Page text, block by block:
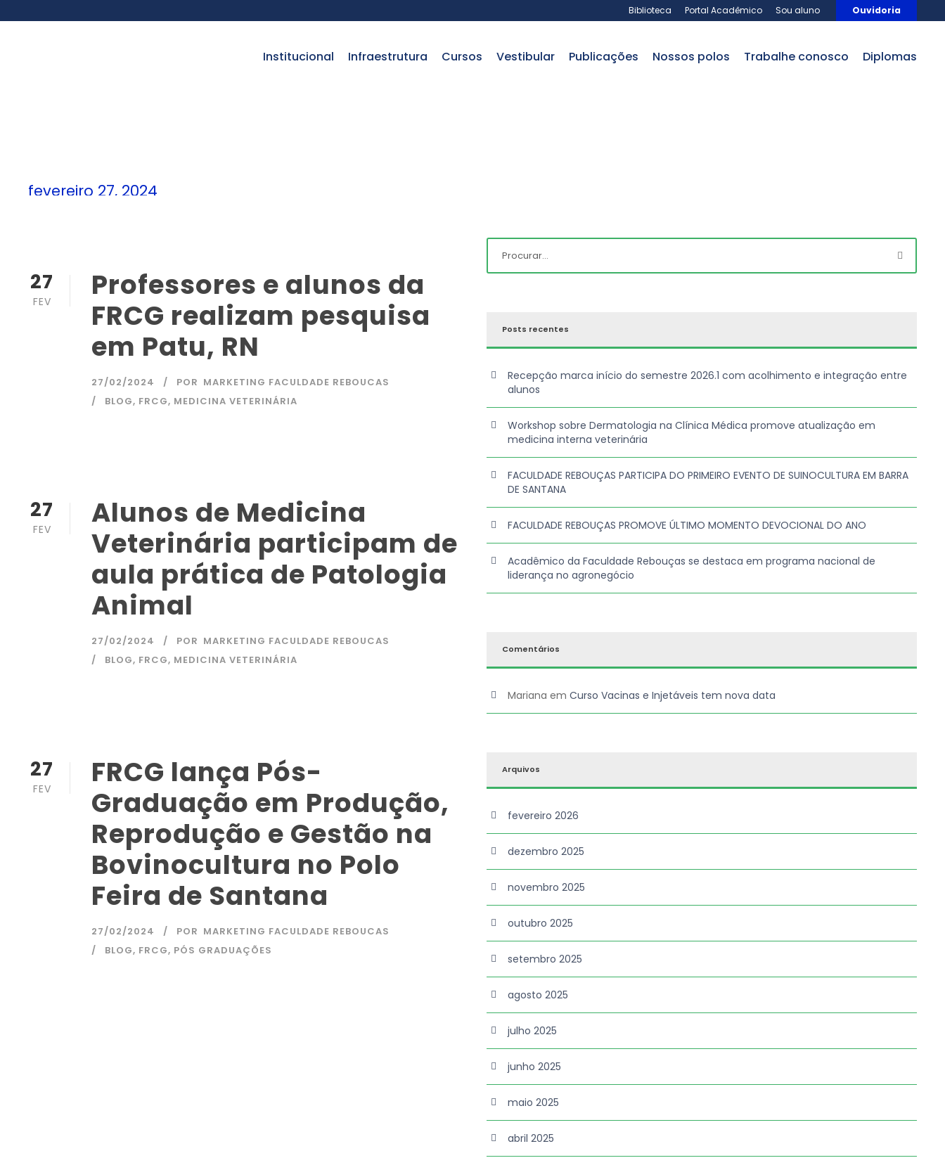
Biblioteca Portal Acadêmico Sou aluno Ouvidoria
institucional infraestrutura cursos vestibular publicações nossos polos trabalhe conosco Diplomas
fevereiro 27, 2024
27
FEV
Professores e alunos da
FRCG realizam pesquisa
em Patu, RN
27/02/2024 POR MARKETING FACULDADE REBOUCAS
BLOG, FRCG, MEDICINA VETERINÁRIA
27
FEV
Alunos de Medicina
Veterinária participam de
aula prática de Patologia
Animal
27/02/2024 POR MARKETING FACULDADE REBOUCAS
BLOG, FRCG, MEDICINA VETERINÁRIA
27
FEV
FRCG lança Pós-
Graduação em Produção,
Reprodução e Gestão na
Bovinocultura no Polo
Feira de Santana
27/02/2024 POR MARKETING FACULDADE REBOUCAS
BLOG, FRCG, PÓS GRADUAÇÕES
Posts recentes
Recepção marca início do semestre 2026.1 com acolhimento e integração entre
alunos
Workshop sobre Dermatologia na Clínica Médica promove atualização em
medicina interna veterinária
FACULDADE REBOUÇAS PARTICIPA DO PRIMEIRO EVENTO DE SUINOCULTURA EM BARRA
DE SANTANA
FACULDADE REBOUÇAS PROMOVE ÚLTIMO MOMENTO DEVOCIONAL DO ANO
Acadêmico da Faculdade Rebouças se destaca em programa nacional de
liderança no agronegócio
Comentários
Mariana em Curso Vacinas e Injetáveis tem nova data
Arquivos
fevereiro 2026
dezembro 2025
novembro 2025
outubro 2025
setembro 2025
agosto 2025
julho 2025
junho 2025
maio 2025
abril 2025